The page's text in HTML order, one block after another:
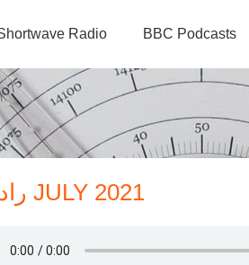
Radio BBC Podcasts
رادیو فارسی بی‌بی‌سی - 19 JULY 2021